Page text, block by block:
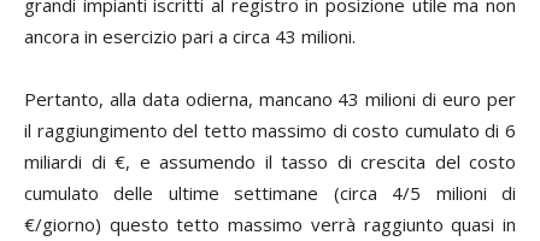
ancora in esercizio pari a circa 43 milioni.
Pertanto, alla data odierna, mancano 43 milioni di euro per
il raggiungimento del tetto massimo di costo cumulato di 6
miliardi di €, e assumendo il tasso di crescita del costo
cumulato delle ultime settimane (circa 4/5 milioni di
€/giorno) questo tetto massimo verrà raggiunto quasi in